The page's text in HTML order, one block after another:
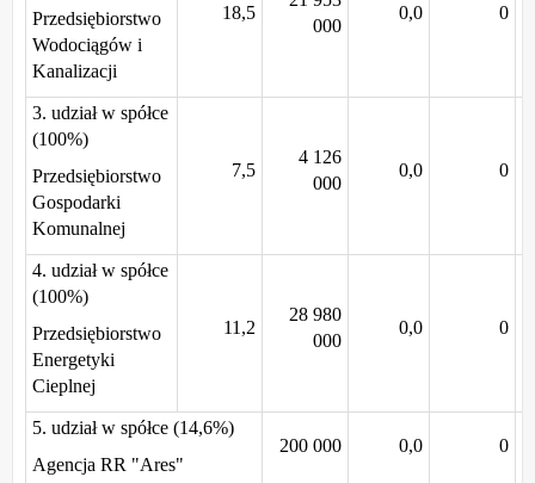
Przedsiębiorstwo
Wodociągów i
Kanalizacji
18,5
000
0,0 0
3. udział w spółce
(100%)
Przedsiębiorstwo
Gospodarki
Komunalnej
7,5
4 126
000
0,0 0
4. udział w spółce
(100%)
Przedsiębiorstwo
Energetyki
Cieplnej
11,2
28 980
000
0,0 0
5. udział w spółce (14,6%)
Agencja RR "Ares"
200 000 0,0 0